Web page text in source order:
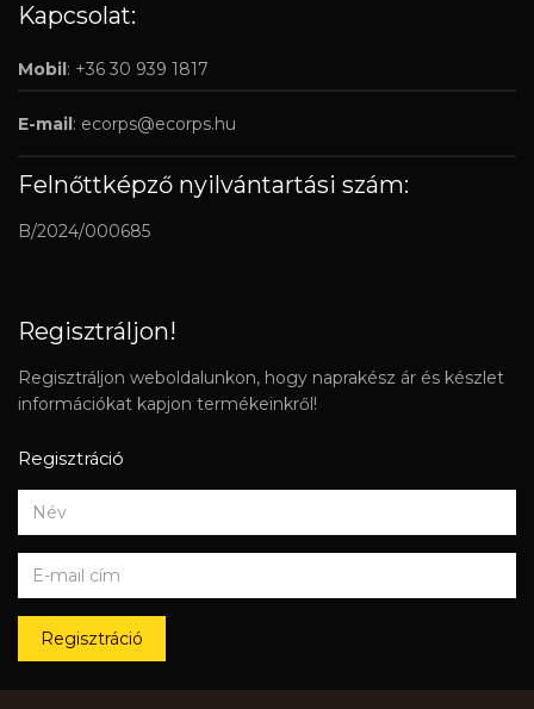
Kapcsolat:
Mobil: +36 30 939 1817
E-mail: ecorps@ecorps.hu
Felnőttképző nyilvántartási szám:
B/2024/000685
Regisztráljon!
Regisztráljon weboldalunkon, hogy naprakész ár és készlet
információkat kapjon termékeinkről!
Regisztráció
Regisztráció